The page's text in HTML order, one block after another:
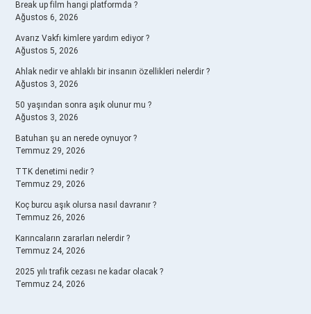
Break up film hangi platformda ?
Ağustos 6, 2026
Avarız Vakfı kimlere yardım ediyor ?
Ağustos 5, 2026
Ahlak nedir ve ahlaklı bir insanın özellikleri nelerdir ?
Ağustos 3, 2026
50 yaşından sonra aşık olunur mu ?
Ağustos 3, 2026
Batuhan şu an nerede oynuyor ?
Temmuz 29, 2026
TTK denetimi nedir ?
Temmuz 29, 2026
Koç burcu aşık olursa nasıl davranır ?
Temmuz 26, 2026
Karıncaların zararları nelerdir ?
Temmuz 24, 2026
2025 yılı trafik cezası ne kadar olacak ?
Temmuz 24, 2026